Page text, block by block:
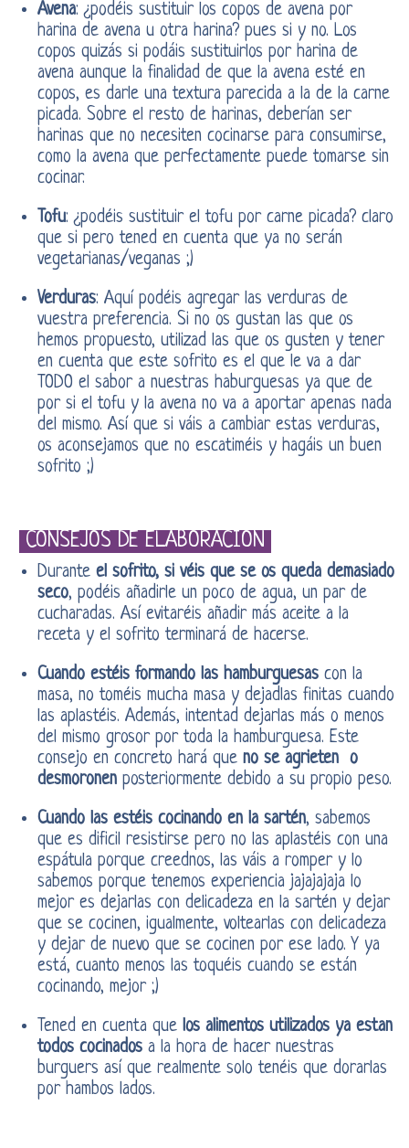
Avena: ¿podéis sustituir los copos de avena por
harina de avena u otra harina? pues si y no. Los
copos quizás si podáis sustituirlos por harina de
avena aunque la finalidad de que la avena esté en
copos, es darle una textura parecida a la de la carne
picada. Sobre el resto de harinas, deberían ser
harinas que no necesiten cocinarse para consumirse,
como la avena que perfectamente puede tomarse sin
cocinar.
Tofu: ¿podéis sustituir el tofu por carne picada? claro
que si pero tened en cuenta que ya no serán
vegetarianas/veganas ;)
Verduras: Aquí podéis agregar las verduras de
vuestra preferencia. Si no os gustan las que os
hemos propuesto, utilizad las que os gusten y tener
en cuenta que este sofrito es el que le va a dar
TODO el sabor a nuestras haburguesas ya que de
por si el tofu y la avena no va a aportar apenas nada
del mismo. Así que si váis a cambiar estas verduras,
os aconsejamos que no escatiméis y hagáis un buen
sofrito ;)
CONSEJOS DE ELABORACIÓN
Durante el sofrito, si véis que se os queda demasiado
seco, podéis añadirle un poco de agua, un par de
cucharadas. Así evitaréis añadir más aceite a la
receta y el sofrito terminará de hacerse.
Cuando estéis formando las hamburguesascon la
masa, no toméis mucha masa y dejadlas finitas cuando
las aplastéis. Además, intentad dejarlas más o menos
del mismo grosor por toda la hamburguesa. Este
consejo en concreto hará que no se agrieten o
desmoronenposteriormente debido a su propio peso.
Cuando las estéis cocinando en la sartén, sabemos
que es dificil resistirse pero no las aplastéis con una
espátula porque creednos, las váis a romper y lo
sabemos porque tenemos experiencia jajajajaja lo
mejor es dejarlas con delicadeza en la sartén y dejar
que se cocinen, igualmente, voltearlas con delicadeza
y dejar de nuevo que se cocinen por ese lado. Y ya
está, cuanto menos las toquéis cuando se están
cocinando, mejor ;)
Tened en cuenta que los alimentos utilizados ya estan
todos cocinadosa la hora de hacer nuestras
burguers así que realmente solo tenéis que dorarlas
por hambos lados.